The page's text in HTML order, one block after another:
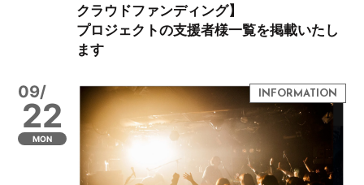
クラウドファンディング】
プロジェクトの支援者様一覧を掲載いたし
ます
09/
22
MON